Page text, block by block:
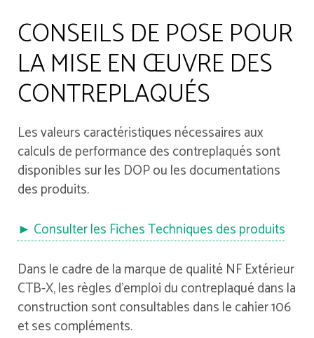
CONSEILS DE POSE POUR
LA MISE EN ŒUVRE DES
CONTREPLAQUÉS
Les valeurs caractéristiques nécessaires aux
calculs de performance des contreplaqués sont
disponibles sur les DOP ou les documentations
des produits.
► Consulter les Fiches Techniques des produits
Dans le cadre de la marque de qualité NF Extérieur
CTB-X, les règles d’emploi du contreplaqué dans la
construction sont consultables dans le cahier 106
et ses compléments.